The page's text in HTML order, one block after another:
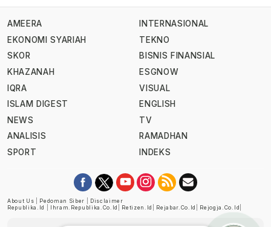
AMEERA
EKONOMI SYARIAH
SKOR
KHAZANAH
IQRA
ISLAM DIGEST
NEWS
ANALISIS
SPORT
INTERNASIONAL
TEKNO
BISNIS FINANSIAL
ESGNOW
VISUAL
ENGLISH
TV
RAMADHAN
INDEKS
About Us Pedoman Siber
Disclaimer
Republika.id
Ihram.republika.co.id Retizen.id Rejabar.co.id Rejogja.co.id